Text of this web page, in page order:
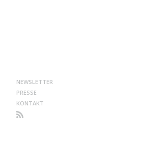
NEWSLETTER
PRESSE
KONTAKT